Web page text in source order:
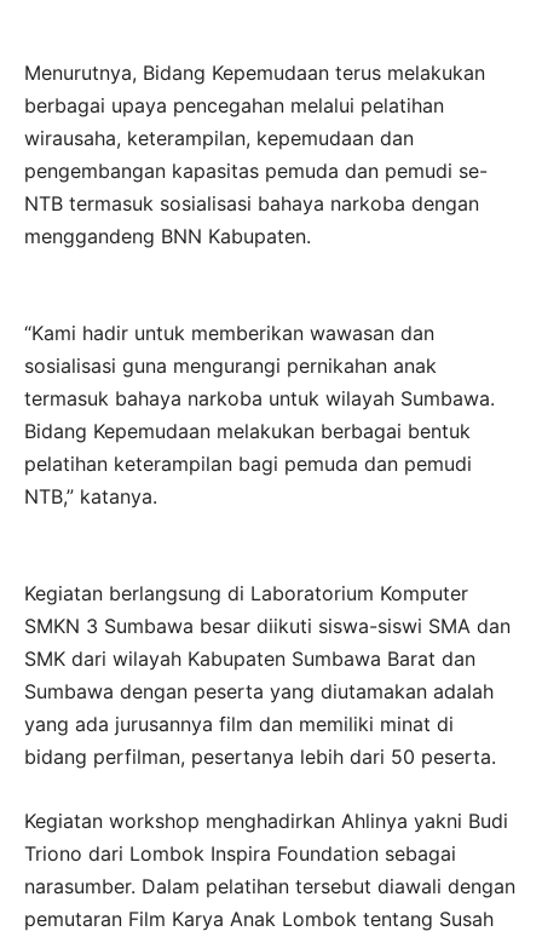
Menurutnya, Bidang Kepemudaan terus melakukan
berbagai upaya pencegahan melalui pelatihan
wirausaha, keterampilan, kepemudaan dan
pengembangan kapasitas pemuda dan pemudi se-
NTB termasuk sosialisasi bahaya narkoba dengan
menggandeng BNN Kabupaten.
“Kami hadir untuk memberikan wawasan dan
sosialisasi guna mengurangi pernikahan anak
termasuk bahaya narkoba untuk wilayah Sumbawa.
Bidang Kepemudaan melakukan berbagai bentuk
pelatihan keterampilan bagi pemuda dan pemudi
NTB,” katanya.
Kegiatan berlangsung di Laboratorium Komputer
SMKN 3 Sumbawa besar diikuti siswa-siswi SMA dan
SMK dari wilayah Kabupaten Sumbawa Barat dan
Sumbawa dengan peserta yang diutamakan adalah
yang ada jurusannya film dan memiliki minat di
bidang perfilman, pesertanya lebih dari 50 peserta.
Kegiatan workshop menghadirkan Ahlinya yakni Budi
Triono dari Lombok Inspira Foundation sebagai
narasumber. Dalam pelatihan tersebut diawali dengan
pemutaran Film Karya Anak Lombok tentang Susah